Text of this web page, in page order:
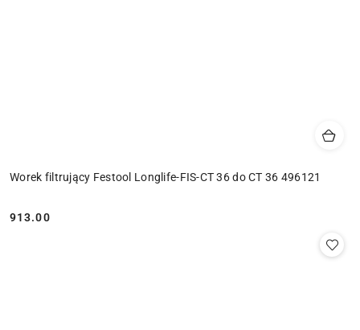
Worek filtrujący Festool Longlife-FIS-CT 36 do CT 36 496121
Cena:
913.00